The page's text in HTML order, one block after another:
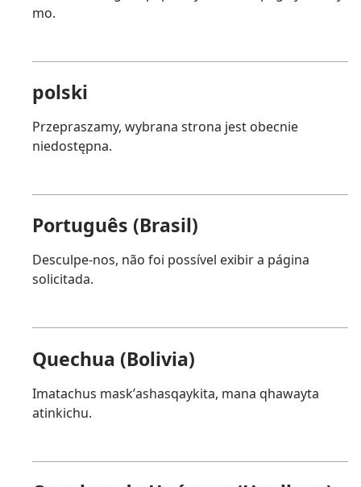
mo.
polski
Przepraszamy, wybrana strona jest obecnie
niedostępna.
Português (Brasil)
Desculpe-nos, não foi possível exibir a página
solicitada.
Quechua (Bolivia)
Imatachus maskʼashasqaykita, mana qhawayta
atinkichu.